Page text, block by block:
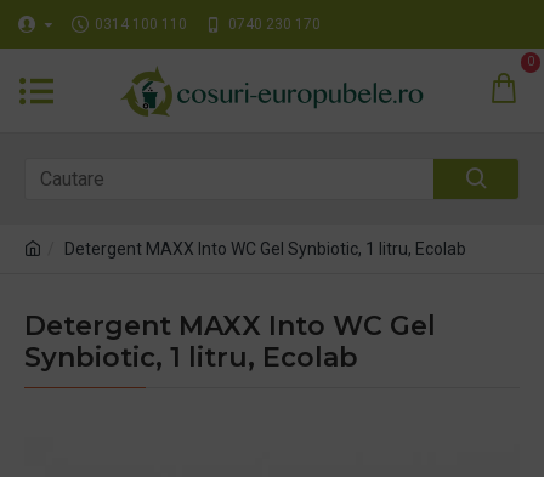
0314 100 110 0740 230 170
0
Detergent MAXX Into WC Gel Synbiotic, 1 litru, Ecolab
Detergent MAXX Into WC Gel
Synbiotic, 1 litru, Ecolab